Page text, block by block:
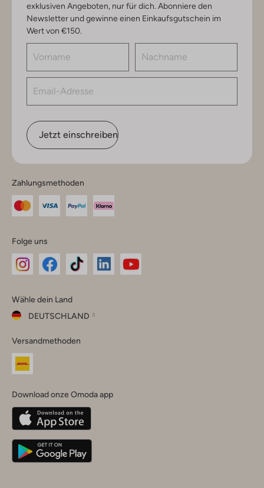
exklusiven Angeboten, nur für dich. Abonniere den
Newsletter und gewinne einen Einkaufsgutschein im
Wert von €150.
Jetzt einschreiben
Zahlungsmethoden
Folge uns
Instagram
Facebook
TikTok
Wähle dein Land
DEUTSCHLAND
dein
Land
Belgique(Français)
Deutschland
Versandmethoden
Download onze Omoda app